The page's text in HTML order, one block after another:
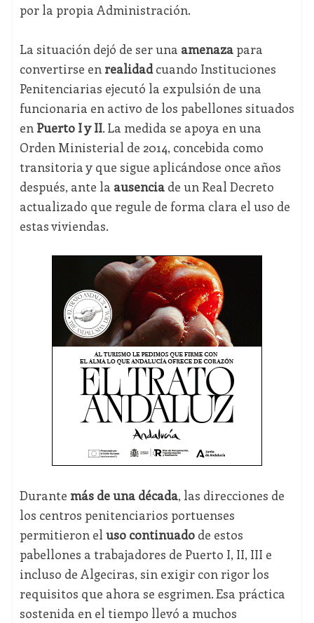
por la propia Administración.
La situación dejó de ser una amenazapara
convertirse en realidadcuando Instituciones
Penitenciarias ejecutó la expulsión de una
funcionaria en activo de los pabellones situados
enPuerto I y II. La medida se apoya en una
Orden Ministerial de 2014, concebida como
transitoria y que sigue aplicándose once años
después, ante la ausenciade un Real Decreto
actualizado que regule de forma clara el uso de
estas viviendas.
Durante más de una década, las direcciones de
los centros penitenciarios portuenses
permitieron el uso continuadode estos
pabellones a trabajadores de Puerto I, II, III e
incluso de Algeciras, sin exigir con rigor los
requisitos que ahora se esgrimen. Esa práctica
sostenida en el tiempo llevó a muchos